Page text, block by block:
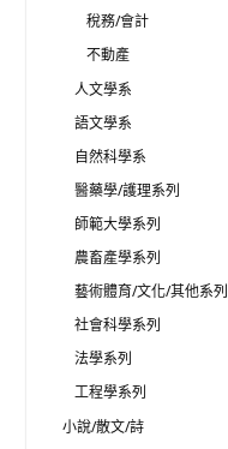
稅務/會計
不動產
人文學系
語文學系
自然科學系
醫藥學/護理系列
師範大學系列
農畜產學系列
藝術體育/文化/其他系列
社會科學系列
法學系列
工程學系列
小說/散文/詩